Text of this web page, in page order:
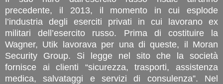
precedente, il 2013, il momento in cui esplode
l’industria degli eserciti privati in cui lavorano ex
militari dell’esercito russo. Prima di costituire la
Wagner, Utik lavorava per una di queste, il Moran
Security Group. Si legge nel sito che la società
fornisce ai clienti “sicurezza, trasporti, assistenza
medica, salvataggi e servizi di consulenza”. Nel